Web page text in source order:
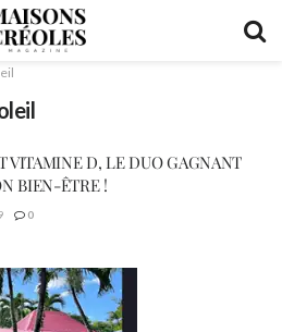
VITAMINE D, LE DUO GAGNANT
BIEN-ÊTRE !
0